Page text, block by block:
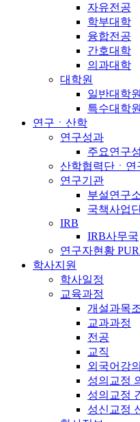
자유전공
학부대학
융합전공
간호대학
의과대학
대학원
일반대학원
특수대학원
연구ㆍ산학
연구성과
주요연구
산학협력단ㆍ연
연구기관
부설연구
국책사업
IRB
IRB사무국
연구자현황
학사지원
학사일정
교육과정
개설과목
교과과정
전공
교직
외국어강
성의교정
성의교정
성신교정